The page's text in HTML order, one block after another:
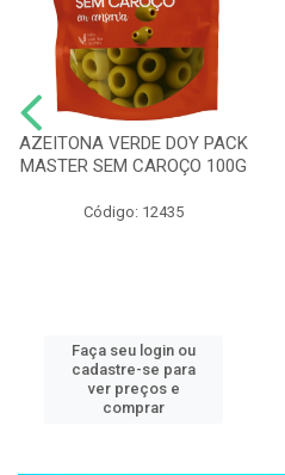
AZEITONA VERDE DOY PACK
MASTER SEM CAROÇO 100G
Código: 12435
Faça seu login ou
cadastre-se para
ver preços e
comprar